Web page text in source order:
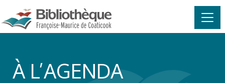
Skip to content
MAIN NAVIGATION
À L’AGENDA